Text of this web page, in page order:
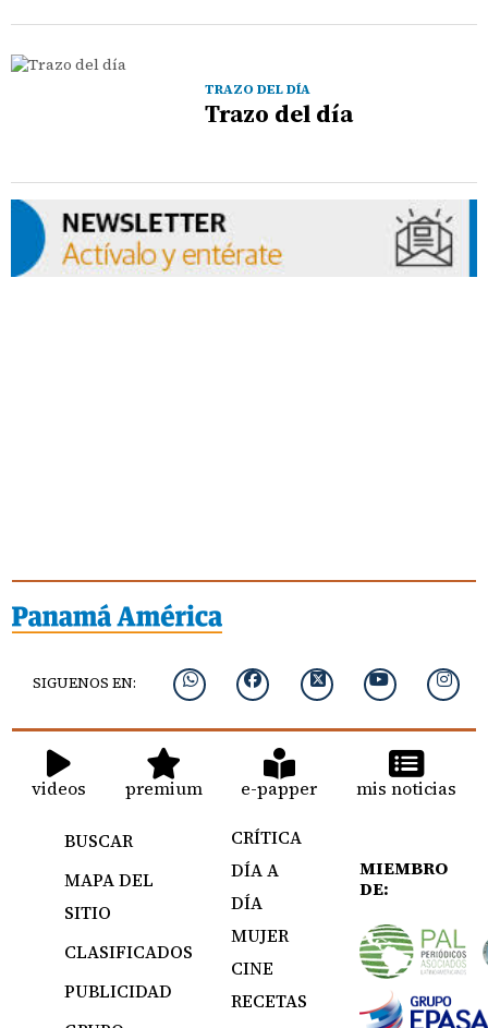
TRAZO DEL DÍA
Trazo del día
SIGUENOS EN:
videos premium e-papper mis noticias
BUSCAR
MAPA DEL
SITIO
CLASIFICADOS
PUBLICIDAD
CRÍTICA
DÍA A
DÍA
MUJER
CINE
RECETAS
MIEMBRO
DE: